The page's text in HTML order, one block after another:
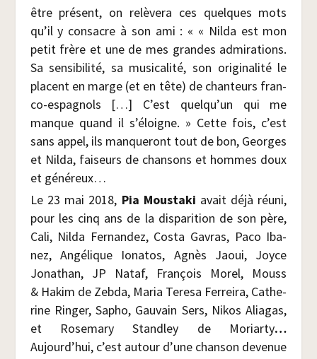
être pré­sent, on relè­ve­ra ces quelques mots
qu’il y consacre à son ami : « « Nil­da est mon
petit frère et une de mes grandes admi­ra­tions.
Sa sen­si­bi­li­té, sa musi­ca­li­té, son ori­gi­na­li­té le
placent en marge (et en tête) de chan­teurs fran­
co-espa­gnols […] C’est quelqu’un qui me
manque quand il s’éloigne. » Cette fois, c’est
sans appel, ils man­que­ront tout de bon, Georges
et Nil­da, fai­seurs de chan­sons et hommes doux
et généreux…
Le 23 mai 2018, Pia Mous­ta­ki avait déjà réuni,
pour les cinq ans de la dis­pa­ri­tion de son père,
Cali, Nil­da Fer­nan­dez, Cos­ta Gavras, Paco Iba­
nez, Angé­lique Iona­tos, Agnès Jaoui, Joyce
Jona­than, JP Nataf, Fran­çois Morel, Mouss
& Hakim de Zeb­da, Maria Tere­sa Fer­rei­ra, Cathe­
rine Rin­ger, Sapho, Gau­vain Sers, Nikos Alia­gas,
et Rose­ma­ry Stand­ley de Moriar­ty…
Aujourd’hui, c’est autour d’une chan­son deve­nue